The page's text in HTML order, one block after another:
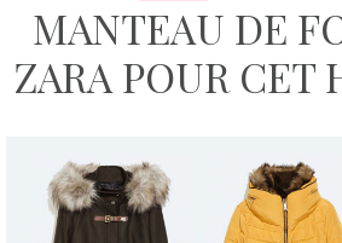
MANTEAU DE
ZARA POUR CET